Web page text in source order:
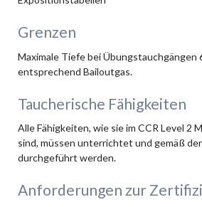
Grenzen
Maximale Tiefe bei Übungstauchgängen
entsprechend Bailoutgas.
Taucherische Fähigkeiten
Alle Fähigkeiten, wie sie im CCR Level 2
sind, müssen unterrichtet und gemäß
durchgeführt werden.
Anforderungen zur